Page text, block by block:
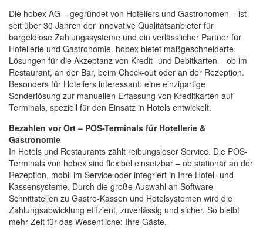
Die hobex AG – gegründet von Hoteliers und Gastronomen – ist
seit über 30 Jahren der innovative Qualitätsanbieter für
bargeldlose Zahlungssysteme und ein verlässlicher Partner für
Hotellerie und Gastronomie. hobex bietet maßgeschneiderte
Lösungen für die Akzeptanz von Kredit- und Debitkarten – ob im
Restaurant, an der Bar, beim Check-out oder an der Rezeption.
Besonders für Hoteliers interessant: eine einzigartige
Sonderlösung zur manuellen Erfassung von Kreditkarten auf
Terminals, speziell für den Einsatz in Hotels entwickelt.
Bezahlen vor Ort – POS-Terminals für Hotellerie &
Gastronomie
In Hotels und Restaurants zählt reibungsloser Service. Die POS-
Terminals von hobex sind flexibel einsetzbar – ob stationär an der
Rezeption, mobil im Service oder integriert in Ihre Hotel- und
Kassensysteme. Durch die große Auswahl an Software-
Schnittstellen zu Gastro-Kassen und Hotelsystemen wird die
Zahlungsabwicklung effizient, zuverlässig und sicher. So bleibt
mehr Zeit für das Wesentliche: Ihre Gäste.